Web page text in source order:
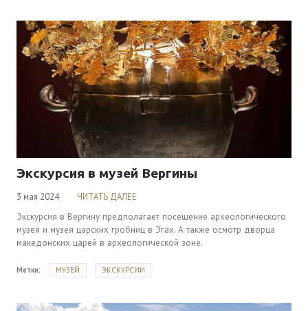
КОНТАКТЫ
Viber & WhatsApp:
00306994791559
Экскурсия в музей Вергины
3 мая 2024
ЧИТАТЬ ДАЛЕЕ
Экскурсия в Вергину предполагает посещение археологического
музея и музея царских гробниц в Эгах. А также осмотр дворца
македонских царей в археологической зоне.
Метки: МУЗЕЙ ЭКСКУРСИИ